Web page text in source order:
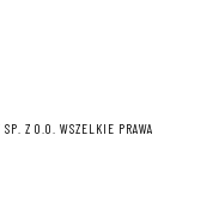
Z O.O. WSZELKIE PRAWA